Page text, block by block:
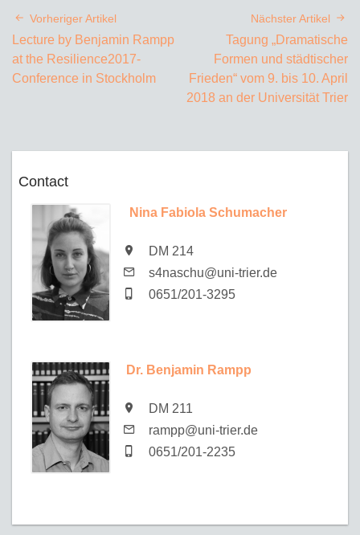
Vorheriger Artikel
Lecture by Benjamin Rampp
at the Resilience2017-
Conference in Stockholm
Nächster Artikel
Tagung „Dramatische
Formen und städtischer
Frieden“ vom 9. bis 10. April
2018 an der Universität Trier
Contact
Nina Fabiola Schumacher
DM 214
s4naschu@uni-trier.de
0651/201-3295
Dr. Benjamin Rampp
DM 211
rampp@uni-trier.de
0651/201-2235